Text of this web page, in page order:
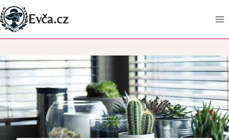
Přeskočit
na
obsah
Evča.cz